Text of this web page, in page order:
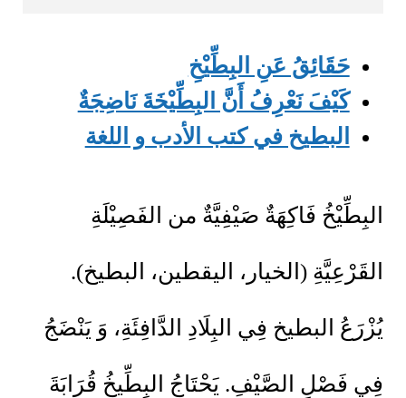
حَقَائِقُ عَنِ البِطِّيْخِ
كَيْفَ نَعْرِفُ أَنَّ البِطِّيْخَةَ نَاضِجَةٌ
البطيخ في كتب الأدب و اللغة
البِطِّيْخُ فَاكِهَةٌ صَيْفِيَّةٌ من الفَصِيْلَةِ
القَرْعِيَّةِ (الخيار، اليقطين، البطيخ).
يُزْرَعُ البطيخ فِي البِلَادِ الدَّافِئَةِ، وَ يَنْضَجُ
فِي فَصْلِ الصَّيْفِ. يَحْتَاجُ البِطِّيخُ قُرَابَةَ